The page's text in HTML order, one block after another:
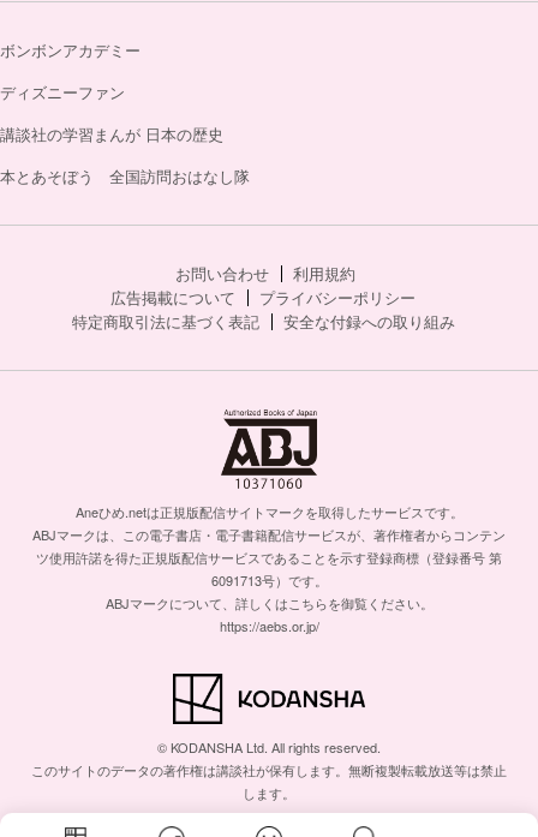
ボンボンアカデミー
ディズニーファン
講談社の学習まんが 日本の歴史
本とあそぼう 全国訪問おはなし隊
お問い合わせ
利用規約
広告掲載について
プライバシーポリシー
特定商取引法に基づく表記
安全な付録への取り組み
Aneひめ.netは正規版配信サイトマークを取得したサービスです。
ABJマークは、この電子書店・電子書籍配信サービスが、著作権者からコンテン
ツ使用許諾を得た正規版配信サービスであることを示す登録商標（登録番号 第
6091713号）です。
ABJマークについて、詳しくはこちらを御覧ください。
https://aebs.or.jp/
© KODANSHA Ltd. All rights reserved.
このサイトのデータの著作権は講談社が保有します。無断複製転載放送等は禁止
します。